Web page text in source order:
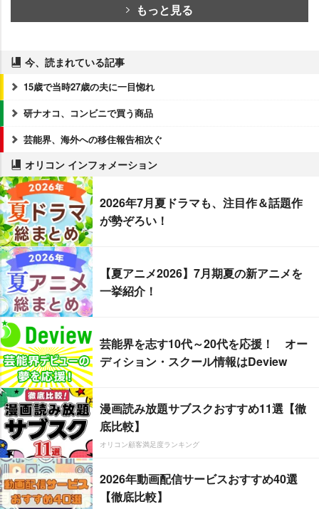
もっと見る
今、読まれている記事
15歳で当時27歳の夫に一目惚れ
研ナオコ、コンビニで買う商品
芸能界、海外への移住報告相次ぐ
オリコン インフォメーション
2026年7月夏ドラマも、注目作＆話題作
が勢ぞろい！
【夏アニメ2026】7月期夏の新アニメを
一挙紹介！
芸能界を志す10代～20代を応援！ オー
ディション・スクール情報はDeview
漫画読み放題サブスクおすすめ11選【徹
底比較】
オリコン顧客満足度ランキング
2026年動画配信サービスおすすめ40選
【徹底比較】